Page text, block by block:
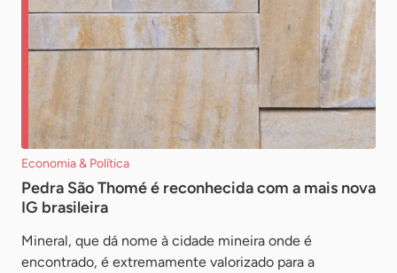
Economia & Política
Pedra São Thomé é reconhecida com a mais nova
IG brasileira
Mineral, que dá nome à cidade mineira onde é
encontrado, é extremamente valorizado para a